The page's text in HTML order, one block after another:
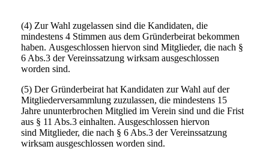
(4) Zur Wahl zugelassen sind die Kandidaten, die
mindestens 4 Stimmen aus dem Gründerbeirat bekommen
haben. Ausgeschlossen hiervon sind Mitglieder, die nach §
6 Abs.3 der Vereinssatzung wirksam ausgeschlossen
worden sind.
(5) Der Gründerbeirat hat Kandidaten zur Wahl auf der
Mitgliederversammlung zuzulassen, die mindestens 15
Jahre ununterbrochen Mitglied im Verein sind und die Frist
aus § 11 Abs.3 einhalten. Ausgeschlossen hiervon
sind Mitglieder, die nach § 6 Abs.3 der Vereinssatzung
wirksam ausgeschlossen worden sind.